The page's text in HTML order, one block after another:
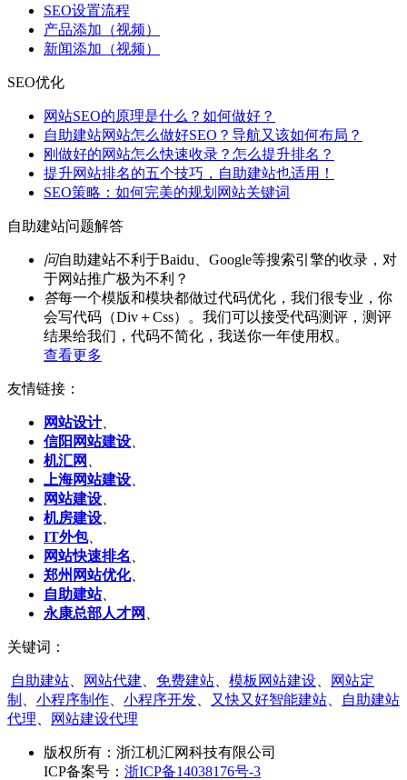
SEO设置流程
产品添加（视频）
新闻添加（视频）
SEO优化
网站SEO的原理是什么？如何做好？
自助建站网站怎么做好SEO？导航又该如何布局？
刚做好的网站怎么快速收录？怎么提升排名？
提升网站排名的五个技巧，自助建站也适用！
SEO策略：如何完美的规划网站关键词
自助建站问题解答
问自助建站不利于Baidu、Google等搜索引擎的收录，对
于网站推广极为不利？
答每一个模版和模块都做过代码优化，我们很专业，你
会写代码（Div＋Css）。我们可以接受代码测评，测评
结果给我们，代码不简化，我送你一年使用权。
查看更多
友情链接：
网站设计、
信阳网站建设、
机汇网 、
上海网站建设、
网站建设、
机房建设、
IT外包、
网站快速排名 、
郑州网站优化、
自助建站、
永康总部人才网 、
关键词：
自助建站 网站代建 免费建站 模板网站建设
网站定
制
小程序制作 小程序开发 又快又好智能建站
自助建站
代理
网站建设代理
版权所有： 浙江机汇网科技有限公司
ICP备案号： 浙ICP备14038176号-3